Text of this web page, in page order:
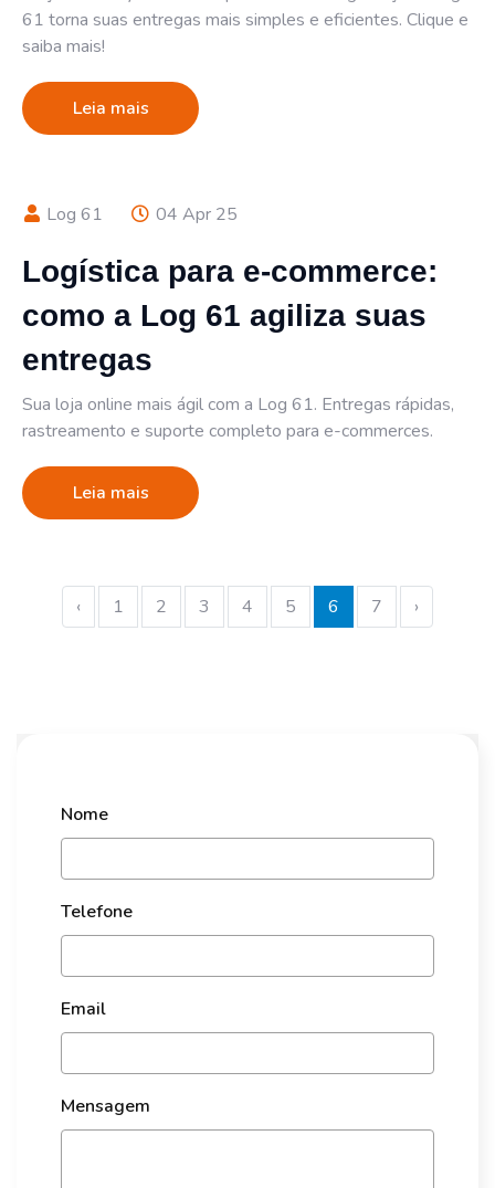
61 torna suas entregas mais simples e eficientes. Clique e
saiba mais!
Leia mais
Log 61 04 Apr 25
Logística para e-commerce:
como a Log 61 agiliza suas
entregas
Sua loja online mais ágil com a Log 61. Entregas rápidas,
rastreamento e suporte completo para e-commerces.
Leia mais
‹ 1 2 3 4 5 6 7 ›
Nome
Telefone
Email
Mensagem